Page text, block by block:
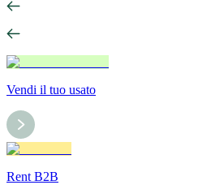
Vendi il tuo usato
Rent B2B